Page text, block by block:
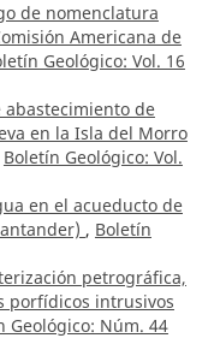
de nomenclatura
Americana de
Geológico: Vol. 16
abastecimiento de
en la Isla del Morro
Boletín Geológico: Vol.
en el acueducto de
, Boletín
petrográfica,
porfídicos intrusivos
Geológico: Núm. 44